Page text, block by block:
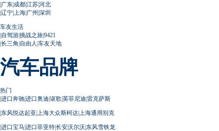
|广东|成都|江苏|河北
|辽宁| 上海|广州 |深圳
车友生活
|自驾游|挑战之旅|9421
|长三角 |自由人 |车友天地
汽车品牌
热门
|进口奔驰|进口奥迪|讴歌|英菲尼迪|雷克萨斯
|东风悦达起亚| 上海大众斯柯达| 上海通用别克
|进口宝马|进口菲亚特|长安沃尔沃|东风雪铁龙